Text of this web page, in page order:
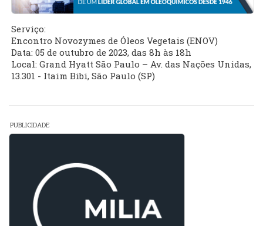
Serviço:
Encontro Novozymes de Óleos Vegetais (ENOV)
Data: 05 de outubro de 2023, das 8h às 18h
Local: Grand Hyatt São Paulo – Av. das Nações Unidas,
13.301 - Itaim Bibi, São Paulo (SP)
PUBLICIDADE